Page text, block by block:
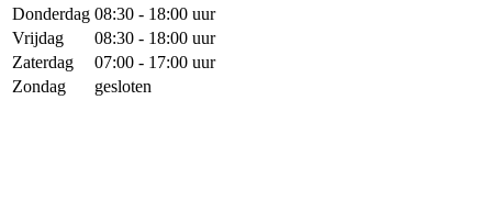
Donderdag 08:30 - 18:00 uur
Vrijdag
08:30 - 18:00 uur
Zaterdag
07:00 - 17:00 uur
Zondag
gesloten